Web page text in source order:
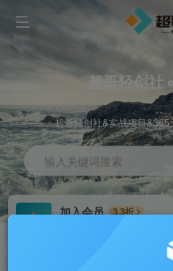
超哥轻创社
超哥轻创社&实战项目
输入关键词搜索
加入会员
3.3折